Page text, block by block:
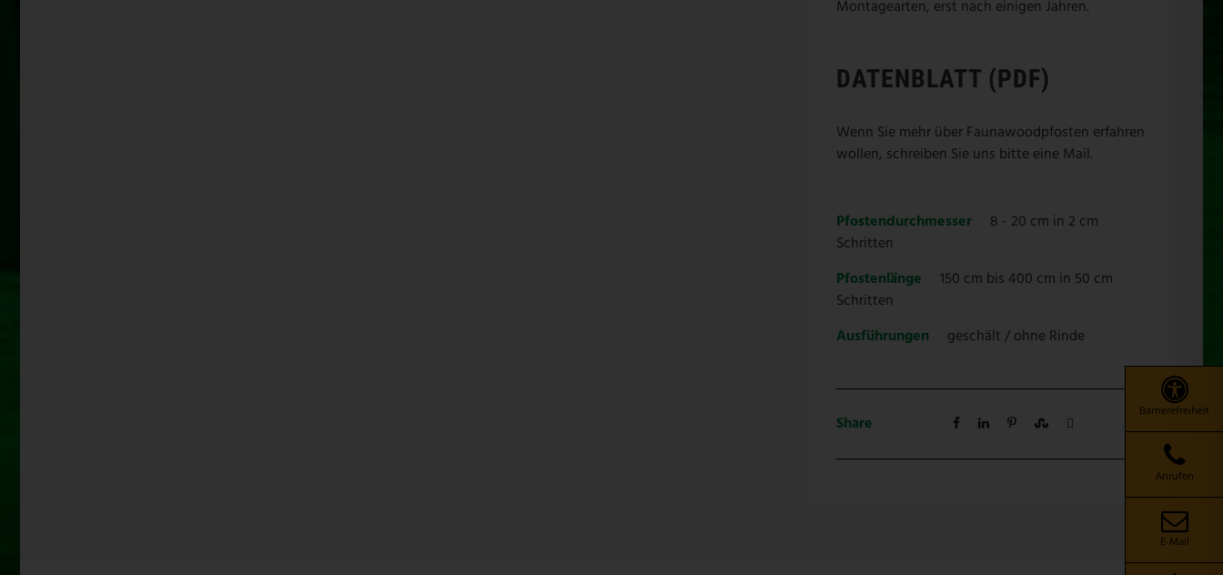
Barrierefreiheit
Anrufen
E-Mail
Montagearten, erst nach einigen Jahren.
DATENBLATT (PDF)
Wenn Sie mehr über Faunawoodpfosten erfahren
wollen, schreiben Sie uns bitte eine Mail.
Pfostendurchmesser
8 - 20 cm in 2 cm
Schritten
Pfostenlänge
150 cm bis 400 cm in 50 cm
Schritten
Ausführungen
geschält / ohne Rinde
Share